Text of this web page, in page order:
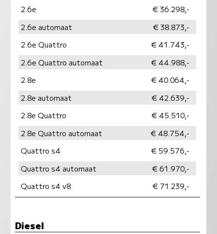
2.6e
€ 36.298,-
2.6e automaat
€ 38.873,-
2.6e Quattro
€ 41.743,-
2.6e Quattro automaat
€ 44.988,-
2.8e
€ 40.064,-
2.8e automaat
€ 42.639,-
2.8e Quattro
€ 45.510,-
2.8e Quattro automaat
€ 48.754,-
Quattro s4
€ 59.576,-
Quattro s4 automaat
€ 61.970,-
Quattro s4 v8
€ 71.239,-
Diesel